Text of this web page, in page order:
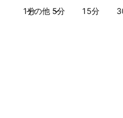
1分 5分 15分
その他